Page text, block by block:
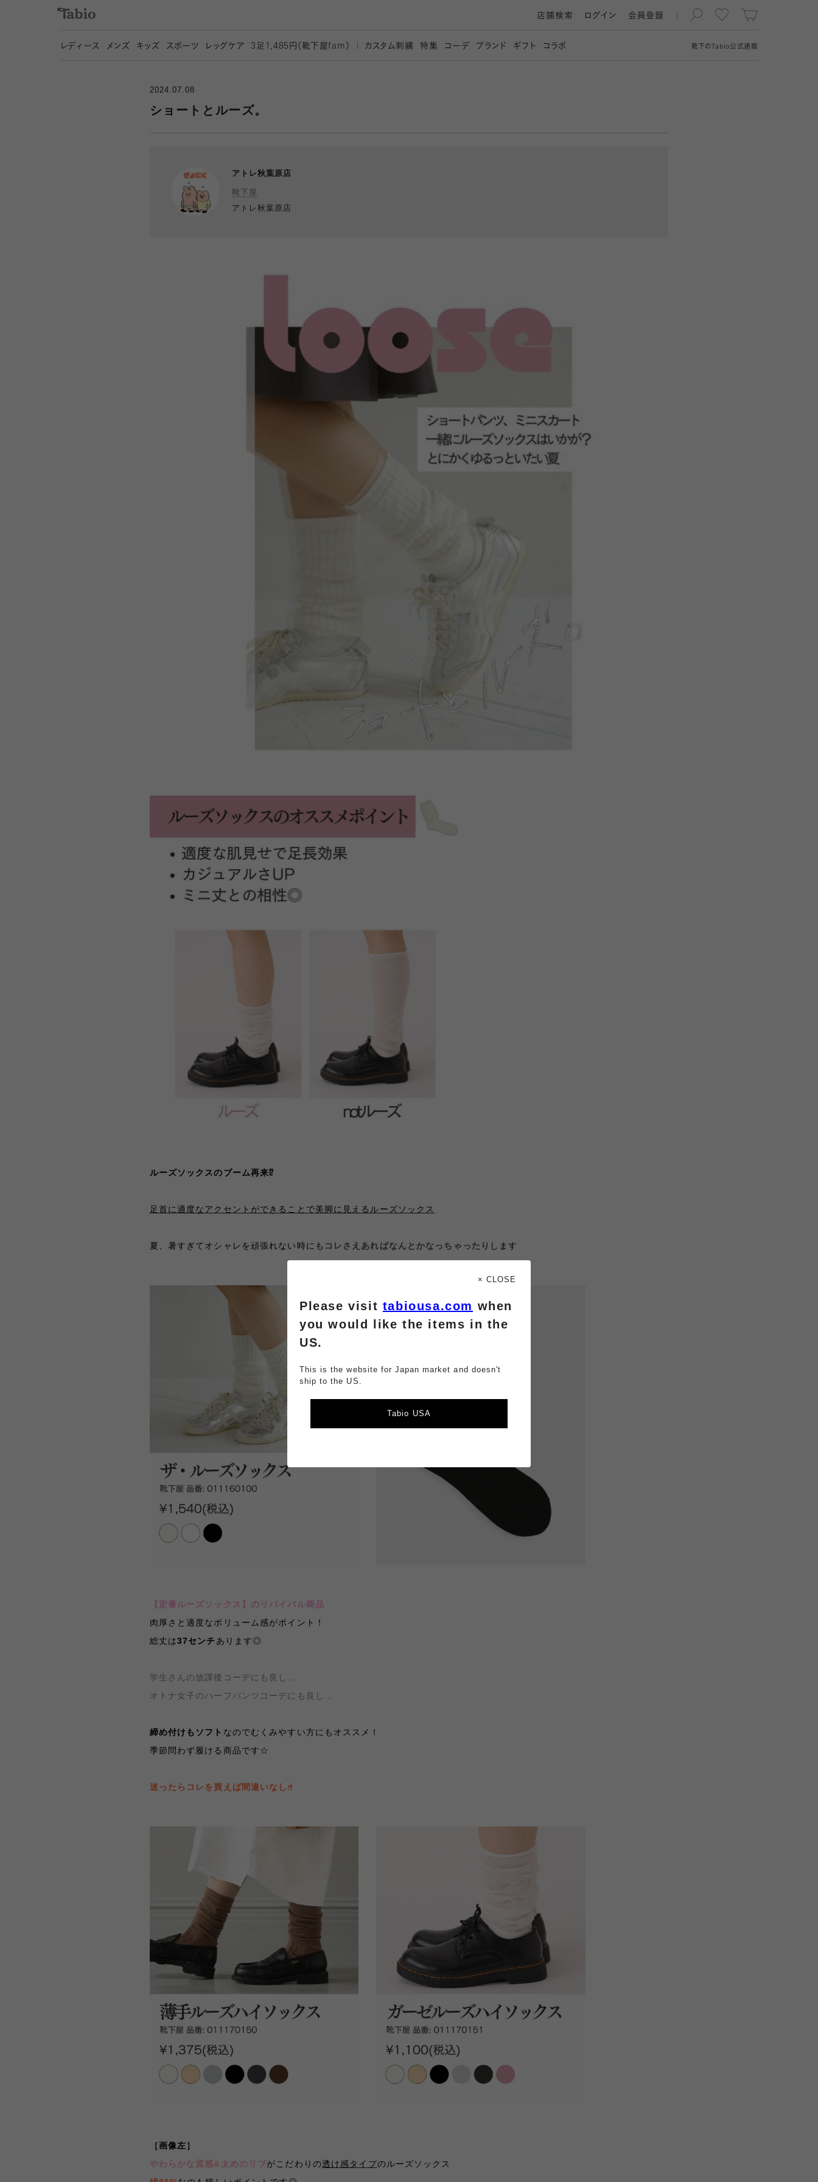
靴下の Tabio公式通販
店舗検索 ログイン 会員登録
レディース メンズ キッズ スポーツ レッグケア 3 足1,485円（靴下屋fam） カスタム刺繍 特集 コーデ ブランド ギフト コラボ
2024.07.08
ショートとルーズ。
アトレ秋葉原店
靴下屋
アトレ秋葉原店
ルーズソックスのブーム再来⁉︎
足首に適度なアクセントができることで美脚に見えるルーズソックス
夏、暑すぎてオシャレを頑張れない時にも コレさえあればなんとかなっちゃったり します
【 定番ルーズソックス 】 のリバイバル商品
肉厚さと適度なボリューム感がポイント！
総丈は37センチあります◎
学生さんの放課後コーデにも良し…
オトナ女子のハーフパンツコーデにも良し…
締め付けもソフト なのでむくみやすい方にもオススメ！
季節問わず履ける商品です☆
迷ったらコレを買えば間違いなし☝︎
［画像左］
やわらかな質感&太めのリブがこだわりの透け感タイプのルーズソックス
× CLOSE
Please visit tabiousa.com when
you would like the items in the
US.
This is the website for Japan market and doesn't
ship to the US.
Tabio USA